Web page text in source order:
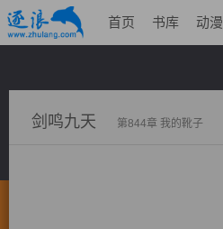
首页 书库 动漫
剑鸣九天 第844章 我的靴子